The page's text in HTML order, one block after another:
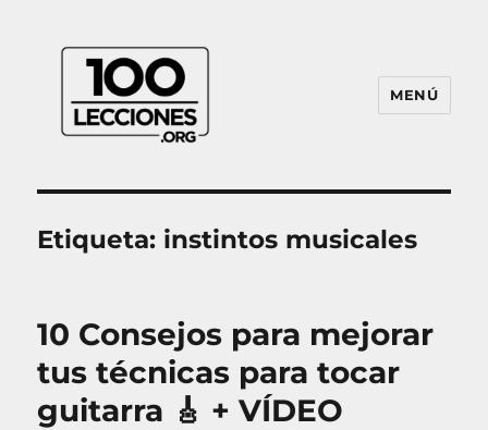
MENÚ
Etiqueta: instintos musicales
10 Consejos para mejorar
tus técnicas para tocar
guitarra 🎸 + VÍDEO